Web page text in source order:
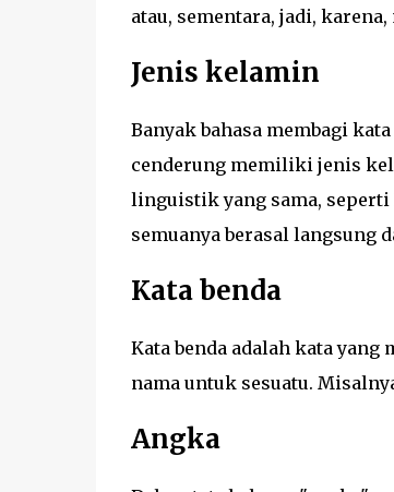
atau, sementara, jadi,
Jenis kelamin
Banyak bahasa membagi
cenderung memiliki jenis
linguistik yang sama, seperti
semuanya berasal langsung
Kata benda
Kata benda adalah kata yang
nama untuk sesuatu.
Angka